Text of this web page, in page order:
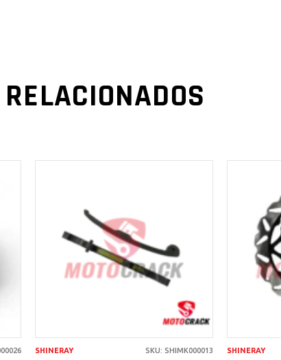
AÑADIR AL
CARRITO
SHINERAY SKU: SHIMK000013 SHINERAY